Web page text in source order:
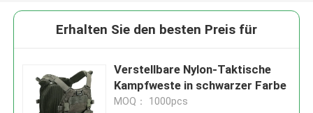
Erhalten Sie den besten Preis für
Verstellbare Nylon-Taktische
Kampfweste in schwarzer Farbe
MOQ： 1000pcs